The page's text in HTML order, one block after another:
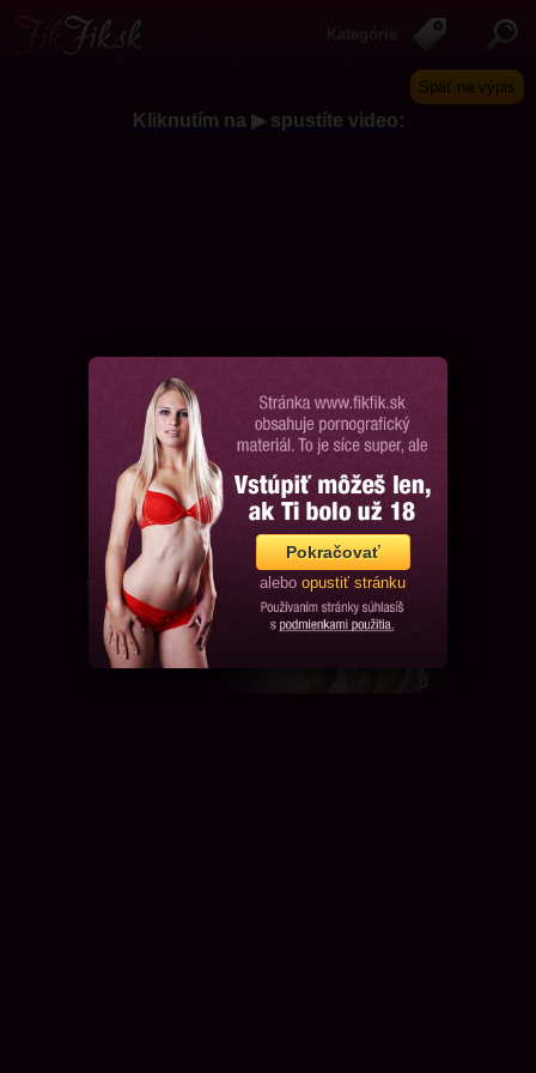
Späť na výpis
Kliknutím na ▶ spustíte video:
Chcem ďalšie videá, prosím
Pokračovať
alebo opustiť stránku